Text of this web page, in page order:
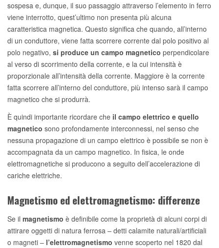
sospesa e, dunque, il suo passaggio attraverso l’elemento in ferro
viene interrotto, quest’ultimo non presenta più alcuna
caratteristica magnetica. Questo significa che quando, all’interno
di un conduttore, viene fatta scorrere corrente dal polo positivo al
polo negativo, si produce un campo magnetico perpendicolare
al verso di scorrimento della corrente, e la cui intensità è
proporzionale all’intensità della corrente. Maggiore è la corrente
fatta scorrere all’interno del conduttore, più intenso sarà il campo
magnetico che si produrrà.
È quindi importante ricordare che il campo elettrico e quello
magnetico sono profondamente interconnessi, nel senso che
nessuna propagazione di un campo elettrico è possibile se non è
accompagnata da un campo magnetico. In fisica, le onde
elettromagnetiche si producono a seguito dell’accelerazione di
cariche elettriche.
Magnetismo ed elettromagnetismo: differenze
Se il magnetismo è definibile come la proprietà di alcuni corpi di
attirare oggetti di natura ferrosa – detti calamite naturali/artificiali
o magneti – l’elettromagnetismo venne scoperto nel 1820 dal